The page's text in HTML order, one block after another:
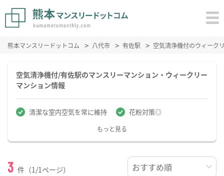
熊本マンスリードットコム 八代市 有佐駅 空気清浄機付のウィーク
空気清浄機付/有佐駅のマンスリーマンション・ウィークリー
マンション情報
清潔な室内空気を常に維持 花粉対策◎
もっと見る
3 件（1/1ページ）